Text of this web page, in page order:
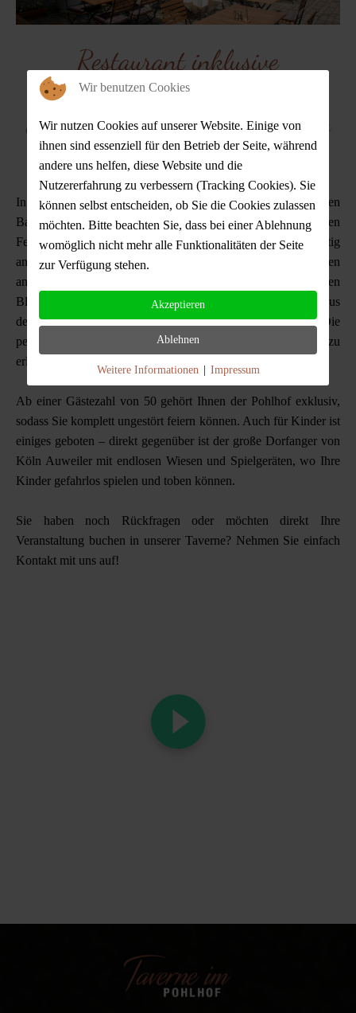
Restaurant inklusive
Wintergarten, Innenhof und
tolle Spielmöglichkeiten für die
Pänz
In unserem Restaurant-Bereich mit viel Holz und urigen
Backsteinen fühlt sich jeder direkt wohl. Durch die großen
Fensterflächen und den Wintergarten ist es gleichzeitig
angenehm hell und freundlich. Von hier fällt der Blick auf den
angrenzenden Biergarten im Innenhof, der mit den vielen
Blumen und Pflanzen sowie alten historischen Gerätschaften aus
der Region ebenfalls für eine tolle Atmosphäre sorgt! Die
perfekte Bühne, um gemeinsam unvergessliche Momente zu
erleben und zu feiern.
Ab einer Gästezahl von 50 gehört Ihnen der Pohlhof exklusiv,
sodass Sie komplett ungestört feiern können. Auch für Kinder ist
einiges geboten – direkt gegenüber ist der große Dorfanger von
Köln Auweiler mit endlosen Wiesen und Spielgeräten, wo Ihre
Kinder gefahrlos spielen und toben können.
Sie haben noch Rückfragen oder möchten direkt Ihre
Veranstaltung buchen in unserer Taverne? Nehmen Sie einfach
Kontakt mit uns auf!
Wir benutzen Cookies
Wir nutzen Cookies auf unserer Website. Einige von
ihnen sind essenziell für den Betrieb der Seite, während
andere uns helfen, diese Website und die
Nutzererfahrung zu verbessern (Tracking Cookies). Sie
können selbst entscheiden, ob Sie die Cookies zulassen
möchten. Bitte beachten Sie, dass bei einer Ablehnung
womöglich nicht mehr alle Funktionalitäten der Seite
zur Verfügung stehen.
Akzeptieren
Ablehnen
Weitere Informationen Impressum